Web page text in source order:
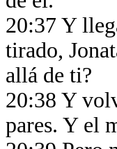
20:37 Y
tirado,
allá de ti?
20:38 Y
pares. Y el